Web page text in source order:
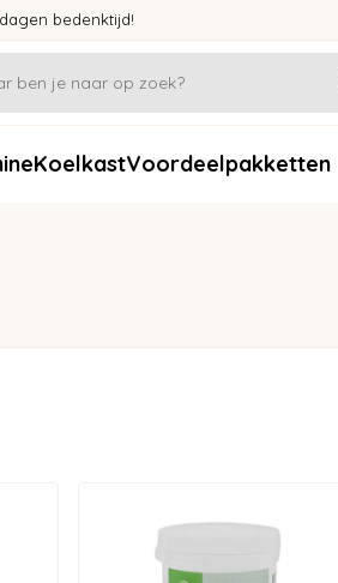
bedenktijd!
KoelkastVoordeelpakketten